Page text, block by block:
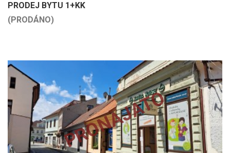
PRODEJ BYTU 1+KK
(PRODÁNO)
PRONAJATO